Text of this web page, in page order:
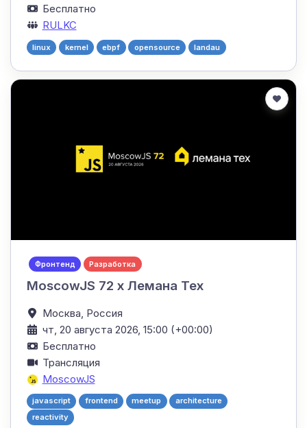
Бесплатно
RULKC
linux kernel ebpf opensource landau
Фронтенд Разработка
MoscowJS 72 x Лемана Тех
Москва, Россия
чт, 20 августа 2026, 15:00 (+00:00)
Бесплатно
Трансляция
MoscowJS
javascript frontend meetup
architecture
reactivity